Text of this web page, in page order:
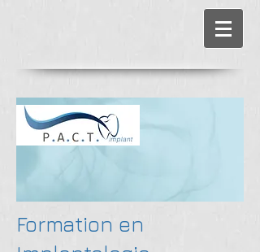
Formation en